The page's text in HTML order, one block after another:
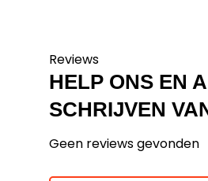
Reviews
HELP ONS EN
SCHRIJVEN
Geen reviews gevonden